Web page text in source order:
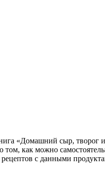
«Домашний сыр, творог
как можно
с данными